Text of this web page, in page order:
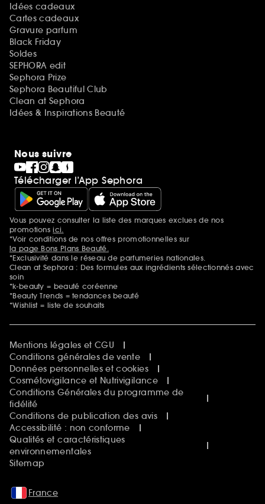
Idées cadeaux
Cartes cadeaux
Gravure parfum
Black Friday
Soldes
SEPHORA edit
Sephora Prize
Sephora Beautiful Club
Clean at Sephora
Idées & Inspirations Beauté
Nous suivre
Télécharger l’App Sephora
Mentions additionnelles
Vous pouvez consulter la liste des marques exclues de nos
promotionsici.
*Voir conditions de nos offres promotionnelles sur
la page Bons Plans Beauté.
*Exclusivité dans le réseau de parfumeries nationales.
Clean at Sephora : Des formules aux ingrédients sélectionnés avec
soin
*k-beauty = beauté coréenne
*Beauty Trends = tendances beauté
*Wishlist = liste de souhaits
Mentions légales et CGU
Conditions générales de vente
Données personnelles et cookies
Cosmétovigilance et Nutrivigilance
Conditions Générales du programme de
fidélité
Conditions de publication des avis
Accessibilité : non conforme
Qualités et caractéristiques
environnementales
Sitemap
France